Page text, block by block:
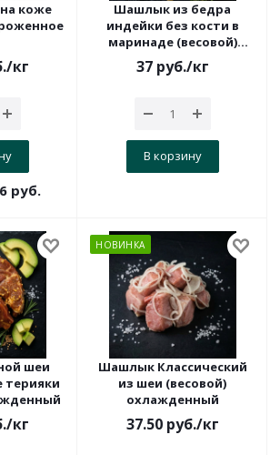
коже
/кг
руб.
Шашлык из бедра
индейки без кости в
маринаде (весовой)
охлажденный
37руб./кг
В корзину
шеи
терияки
/кг
НОВИНКА
Шашлык Классический
из шеи (весовой)
охлажденный
37.50руб./кг